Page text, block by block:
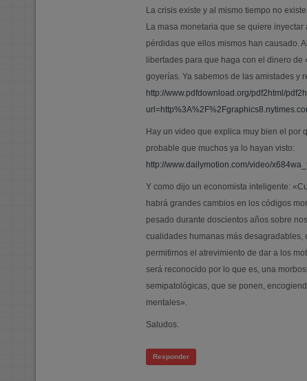
La crisis existe y al mismo tiempo no
La masa monetaria que se quiere
pérdidas que ellos mismos han causado.
libertades para que haga con el dinero
goyerías. Ya sabemos de las amistades y
http://www.pdfdownload.org/pdf2html/
Hay un video que explica muy bien el por
probable que muchos ya lo hayan visto:
http://www.dailymotion.com/video/
Y como dijo un economista inteligente:
habrá grandes cambios en los códigos
pesado durante doscientos años sobre
cualidades humanas más
permitirnos el atrevimiento de dar a los
será reconocido por lo que es, una
semipatológicas, que se ponen,
mentales».
Saludos.
Responder